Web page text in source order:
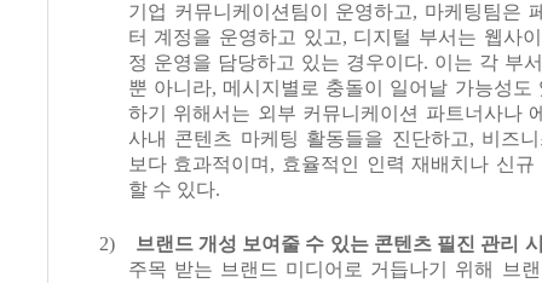
기업 커뮤니케이션팀이 운영하고, 마케팅팀은
터 계정을 운영하고 있고, 디지털 부서는 웹사
정 운영을 담당하고 있는 경우이다. 이는 각 부
뿐 아니라, 메시지별로 충돌이 일어날 가능성도
하기 위해서는 외부 커뮤니케이션 파트너사나
사내 콘텐츠 마케팅 활동들을 진단하고, 비즈
보다 효과적이며 , 효율적인 인력 재배치나 신
할 수 있다.
2)
브랜드 개성 보여줄 수 있는 콘텐츠 필진 관리
주목 받는 브랜드 미디어로 거듭나기 위해 브